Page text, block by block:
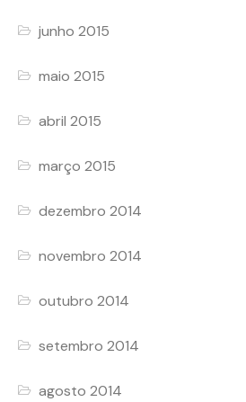
junho 2015
maio 2015
abril 2015
março 2015
dezembro 2014
novembro 2014
outubro 2014
setembro 2014
agosto 2014